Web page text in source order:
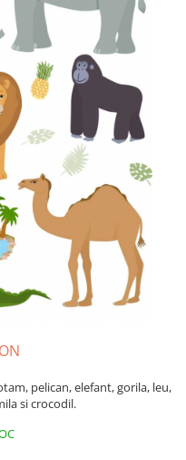
pelican, elefant, gorila, leu,
si crocodil.